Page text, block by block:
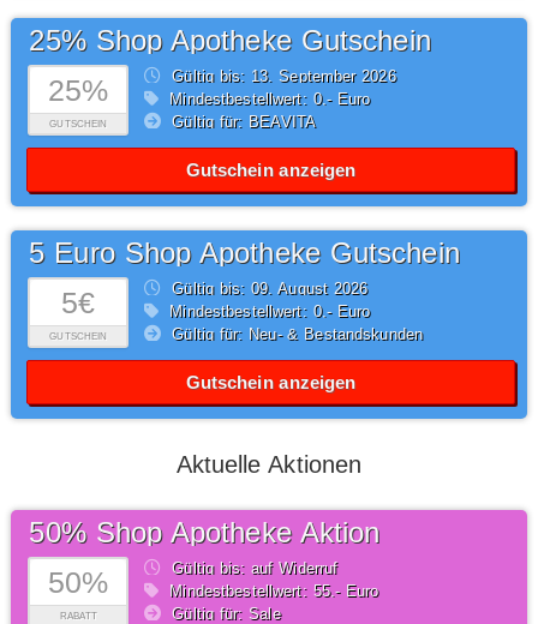
25%
GUTSCHEIN
25% Shop Apotheke Gutschein
Gültig bis: 13.September2026
Mindestbestellwert: 0,- Euro
Gültig für: BEAVITA
Gutschein anzeigen
5€
GUTSCHEIN
5 Euro Shop Apotheke Gutschein
Gültig bis: 09.August2026
Mindestbestellwert: 0,- Euro
Gültig für: Neu- & Bestandskunden
Gutschein anzeigen
Aktuelle Aktionen
50%
RABATT
50% Shop Apotheke Aktion
Gültig bis: auf Widerruf
Mindestbestellwert: 55,- Euro
Gültig für: Sale